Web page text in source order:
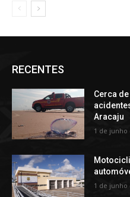
RECENTES
Cerca
Aracaju
1 de junho
1 de junho